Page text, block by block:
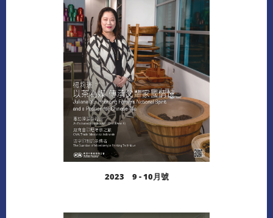
2023 9 - 10月號